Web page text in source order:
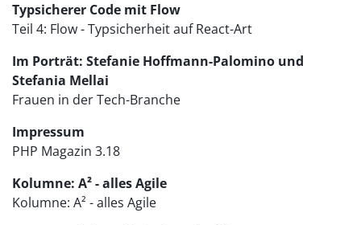
Typsicherer Code mit Flow
Teil 4: Flow - Typsicherheit auf React-Art
Im Porträt: Stefanie Hoffmann-Palomino und
Stefania Mellai
Frauen in der Tech-Branche
Impressum
PHP Magazin 3.18
Kolumne: A² - alles Agile
Kolumne: A² - alles Agile